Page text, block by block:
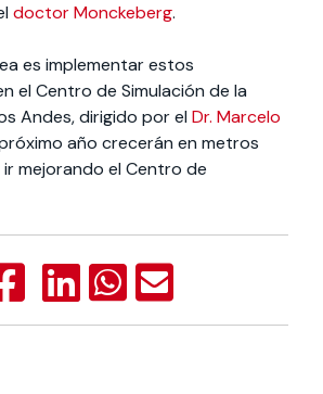
doctor Monckeberg.
es implementar estos
el Centro de Simulación de la
Andes, dirigido por el Dr. Marcelo
año crecerán en metros
mejorando el Centro de